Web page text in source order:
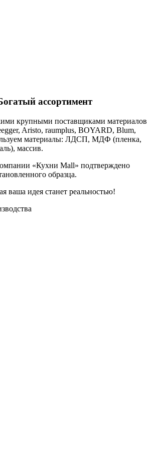
ассортимент
крупными поставщиками материалов
Aristo, raumplus, BOYARD, Blum,
материалы: ЛДСП, МДФ (пленка,
массив.
«Кухни Mall» подтверждено
образца.
ваша идея станет реальностью!